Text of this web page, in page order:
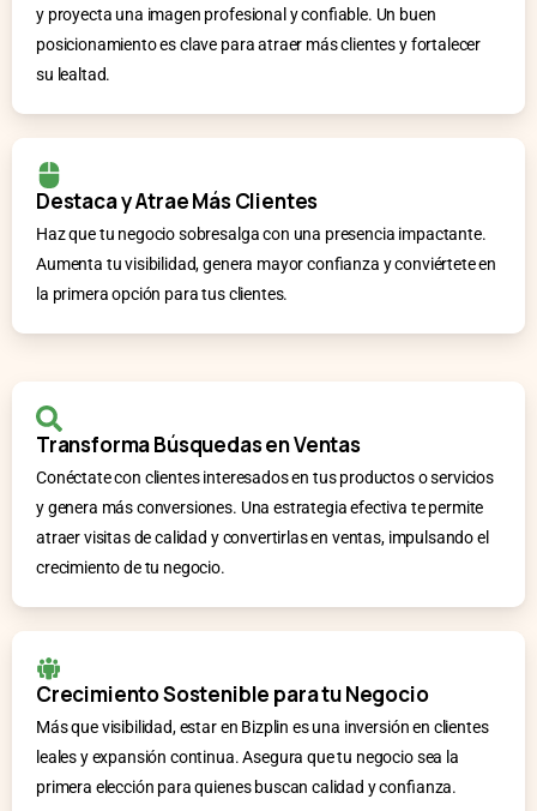
y proyecta una imagen profesional y confiable. Un buen
posicionamiento es clave para atraer más clientes y fortalecer
su lealtad.
Destaca y Atrae Más Clientes
Haz que tu negocio sobresalga con una presencia impactante.
Aumenta tu visibilidad, genera mayor confianza y conviértete en
la primera opción para tus clientes.
Transforma Búsquedas en Ventas
Conéctate con clientes interesados en tus productos o servicios
y genera más conversiones. Una estrategia efectiva te permite
atraer visitas de calidad y convertirlas en ventas, impulsando el
crecimiento de tu negocio.
Crecimiento Sostenible para tu Negocio
Más que visibilidad, estar en Bizplin es una inversión en clientes
leales y expansión continua. Asegura que tu negocio sea la
primera elección para quienes buscan calidad y confianza.